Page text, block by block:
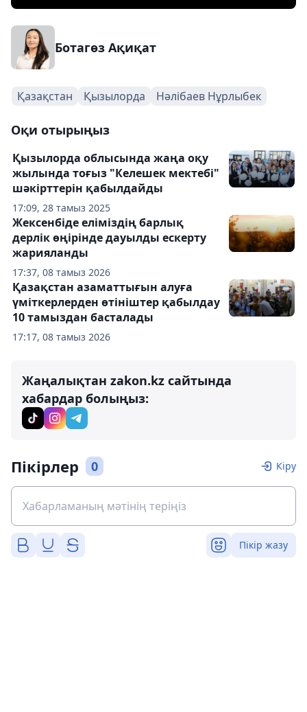
Ботагөз Ақиқат
Қазақстан Қызылорда Нәлібаев Нұрлыбек
Оқи отырыңыз
17:09, 28 тамыз 2025
Қызылорда облысында жаңа оқу
жылында тоғыз "Келешек мектебі"
шәкірттерін қабылдайды
17:37, 08 тамыз 2026
Жексенбіде еліміздің барлық
дерлік өңірінде дауылды ескерту
жарияланды
17:17, 08 тамыз 2026
Қазақстан азаматтығын алуға
үміткерлерден өтініштер қабылдау
10 тамыздан басталады
Жаңалықтан zakon.kz сайтында
хабардар болыңыз:
Пікірлер 0 Кіру
Пікір жазу